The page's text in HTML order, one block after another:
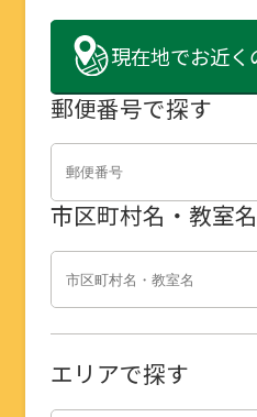
現在地でお近く
郵便番号で探す
市区町村名・教室
エリアで探す